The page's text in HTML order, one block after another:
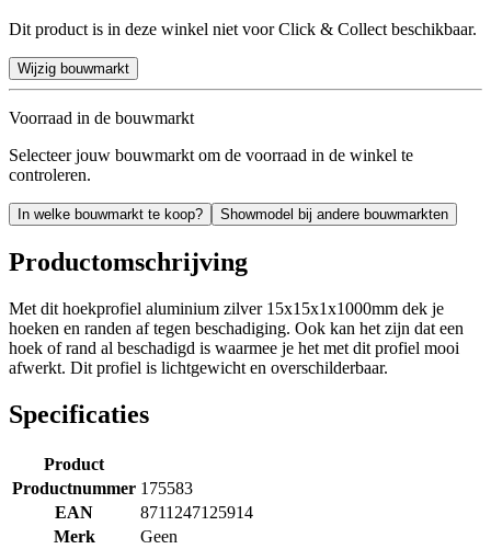
Dit product is in deze winkel niet voor Click & Collect beschikbaar.
Wijzig bouwmarkt
Voorraad in de bouwmarkt
Selecteer jouw bouwmarkt om de voorraad in de winkel te
controleren.
In welke bouwmarkt te koop? Showmodel bij andere bouwmarkten
Productomschrijving
Met dit hoekprofiel aluminium zilver 15x15x1x1000mm dek je
hoeken en randen af tegen beschadiging. Ook kan het zijn dat een
hoek of rand al beschadigd is waarmee je het met dit profiel mooi
afwerkt. Dit profiel is lichtgewicht en overschilderbaar.
Specificaties
Product
Productnummer 175583
EAN
8711247125914
Merk
Geen